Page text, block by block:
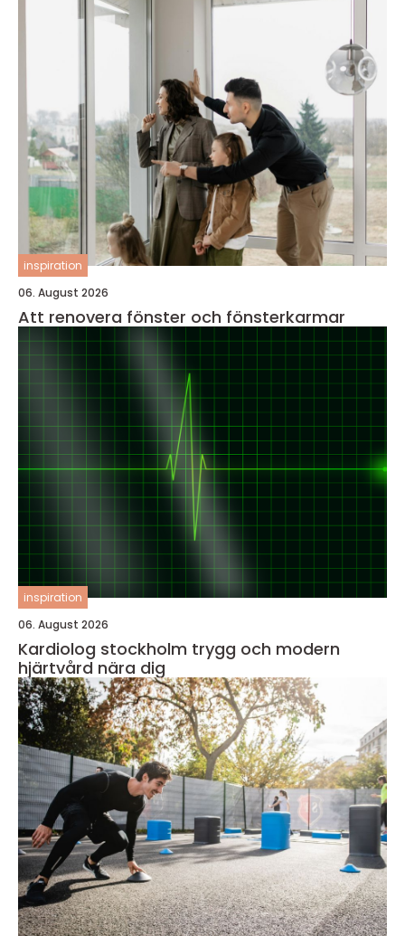
inspiration
06. August 2026
Att renovera fönster och fönsterkarmar
inspiration
06. August 2026
Kardiolog stockholm trygg och modern
hjärtvård nära dig